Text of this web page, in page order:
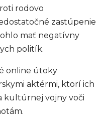
rodovo
zastúpenie
mať negatívny
politík.
online útoky
aktérmi, ktorí ich
kultúrnej vojny voči